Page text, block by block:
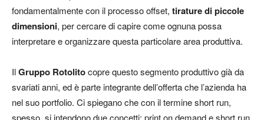
fondamentalmente con il processo offset, tirature di piccole
dimensioni, per cercare di capire come ognuna possa
interpretare e organizzare questa particolare area produttiva.
IlGruppo Rotolitocopre questo segmento produttivo già da
svariati anni, ed è parte integrante dell’offerta che l’azienda ha
nel suo portfolio. Ci spiegano che con il termine short run,
spesso, si intendono due concetti: print on demand e short run.